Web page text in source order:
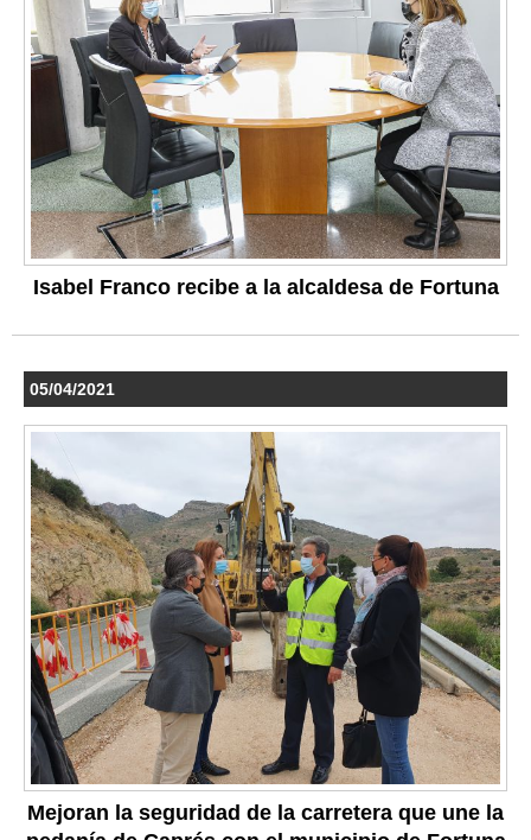
Isabel Franco recibe a la alcaldesa de Fortuna
05/04/2021
Mejoran la seguridad de la carretera que une la